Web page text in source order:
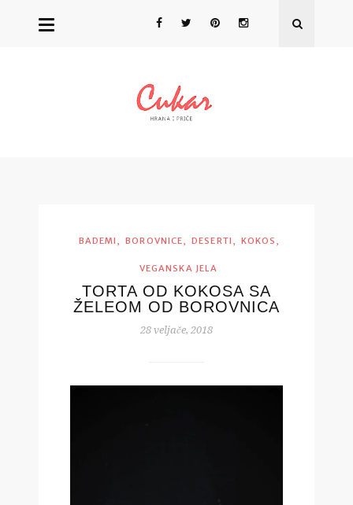
BADEMI , BOROVNICE, DESERTI , KOKOS ,
VEGANSKA JELA
TORTA OD KOKOSA SA
ŽELEOM OD BOROVNICA
28 veljače, 2018